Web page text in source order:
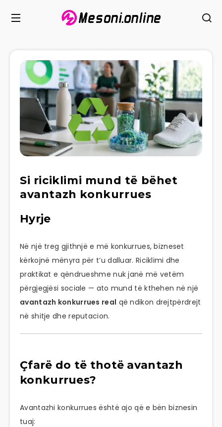
Si riciklimi mund të bëhet
avantazh konkurrues
Hyrje
Në një treg gjithnjë e më konkurrues, bizneset
kërkojnë mënyra për t’u dalluar. Riciklimi dhe
praktikat e qëndrueshme nuk janë më vetëm
përgjegjësi sociale — ato mund të kthehen në një
avantazh konkurrues real që ndikon drejtpërdrejt
në shitje dhe reputacion.
Çfarë do të thotë avantazh
konkurrues?
Avantazhi konkurrues është ajo që e bën biznesin
tuaj: